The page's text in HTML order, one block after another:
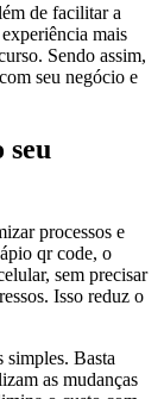
de facilitar a
mais
Sendo assim,
seu negócio e
seu
processos e
qr code, o
sem precisar
Isso reduz o
simples. Basta
as mudanças